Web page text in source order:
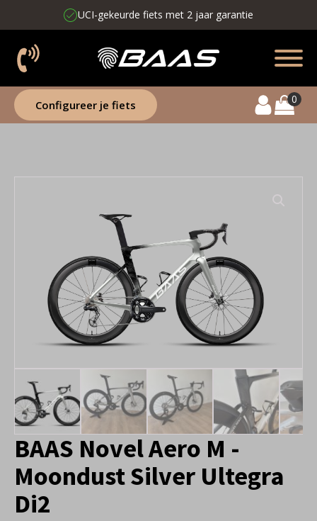
UCI-gekeurde fiets met 2 jaar garantie
Configureer je fiets
BAAS Novel Aero M -
Moondust Silver Ultegra
Di2